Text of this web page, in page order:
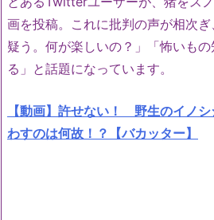
画を投稿。これに批判の声が相次
疑う。何が楽しいの？」「怖いも
る」と話題になっています。
【動画】許せない！ 野生のイノ
わすのは何故！？【バカッター】